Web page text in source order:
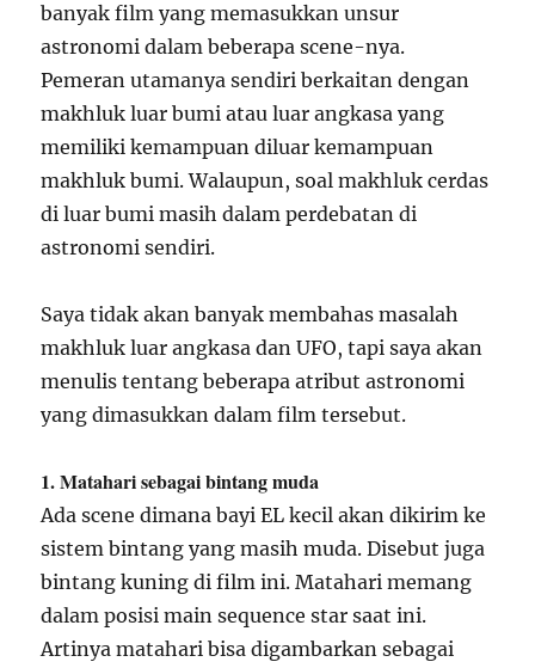
banyak film yang memasukkan unsur
astronomi dalam beberapa scene-nya.
Pemeran utamanya sendiri berkaitan dengan
makhluk luar bumi atau luar angkasa yang
memiliki kemampuan diluar kemampuan
makhluk bumi. Walaupun, soal makhluk cerdas
di luar bumi masih dalam perdebatan di
astronomi sendiri.
Saya tidak akan banyak membahas masalah
makhluk luar angkasa dan UFO, tapi saya akan
menulis tentang beberapa atribut astronomi
yang dimasukkan dalam film tersebut.
1. Matahari sebagai bintang muda
Ada scene dimana bayi EL kecil akan dikirim ke
sistem bintang yang masih muda. Disebut juga
bintang kuning di film ini. Matahari memang
dalam posisi main sequence star saat ini.
Artinya matahari bisa digambarkan sebagai